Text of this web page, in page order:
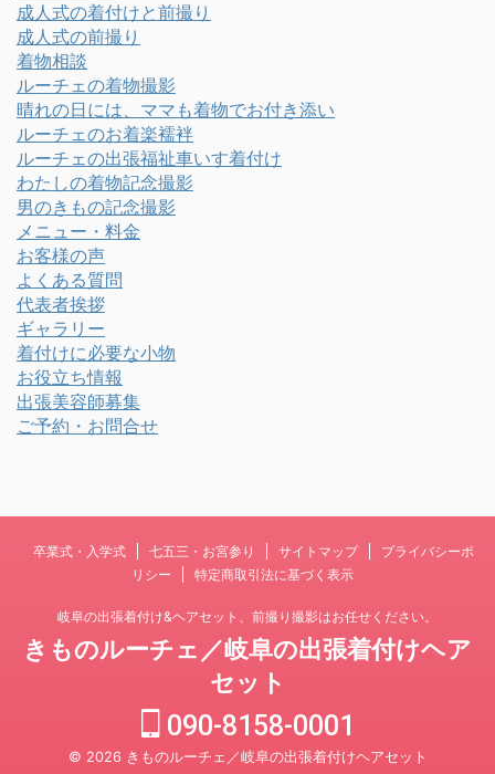
成人式の着付けと前撮り
成人式の前撮り
着物相談
ルーチェの着物撮影
晴れの日には、ママも着物でお付き添い
ルーチェのお着楽襦袢
ルーチェの出張福祉車いす着付け
わたしの着物記念撮影
男のきもの記念撮影
メニュー・料金
お客様の声
よくある質問
代表者挨拶
ギャラリー
着付けに必要な小物
お役立ち情報
出張美容師募集
ご予約・お問合せ
卒業式・入学式 七五三・お宮参り サイトマップ
プライバシーポ
リシー
特定商取引法に基づく表示
岐阜の出張着付け&ヘアセット、前撮り撮影はお任せください。
きものルーチェ／岐阜の出張着付けヘア
セット
090-8158-0001
© 2026 きものルーチェ／岐阜の出張着付けヘアセット